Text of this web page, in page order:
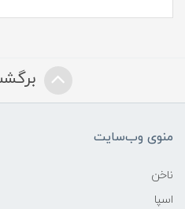
منوی وب‌سایت
ناخن
اسپا